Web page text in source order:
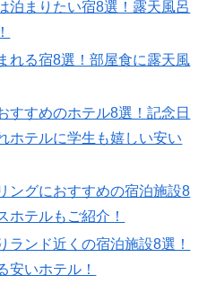
泊まりたい宿8選！露天風呂
れる宿8選！部屋食に露天風
すすめのホテル8選！記念日
ホテルに学生も嬉しい安い
ングにおすすめの宿泊施設8
ホテルもご紹介！
ランド近くの宿泊施設8選！
安いホテル！